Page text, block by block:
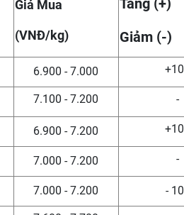
Giá Mua
(VNĐ/kg)
Tăng (+)
Giảm (-)
6.900 - 7.000
7.100 - 7.200 -
6.900 - 7.200
7.000 - 7.200 -
7.000 - 7.200 -